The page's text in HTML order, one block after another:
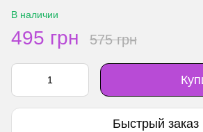
В наличии
495 грн 575 грн
Быстрый заказ